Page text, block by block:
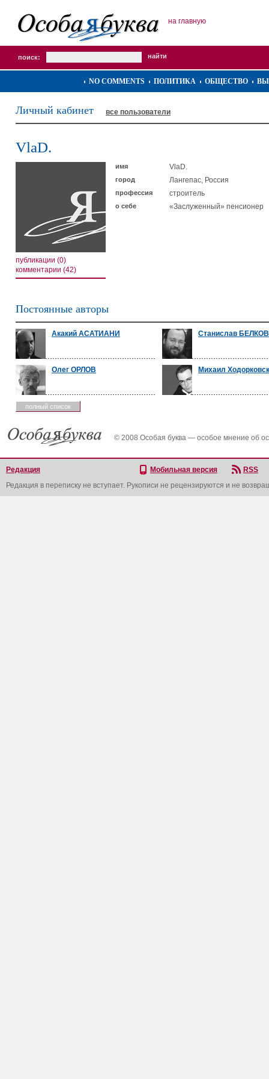
на главную
поиск:
NO COMMENTS ПОЛИТИКА ОБЩЕСТВО
Личный кабинет все пользователи
VlaD.
публикации (0)
комментарии (42)
имя VlaD.
город Лангепас, Россия
профессия строитель
о себе «Заслуженный» пенсионер
Постоянные авторы
Акакий АСАТИАНИ Станислав
Олег ОРЛОВ Михаил
полный список
© 2008 Особая буква — особое мнение об
Редакция Мобильная версия
RSS
Редакция в переписку не вступает. Рукописи не рецензируются и не